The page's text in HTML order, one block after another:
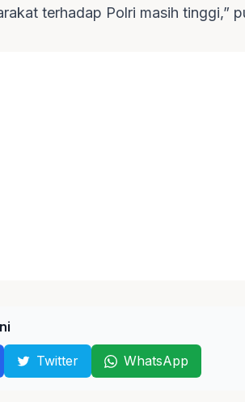
terhadap Polri masih tinggi,”
Twitter WhatsApp